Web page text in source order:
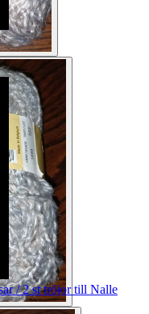
/ 2 st tröjor till Nalle